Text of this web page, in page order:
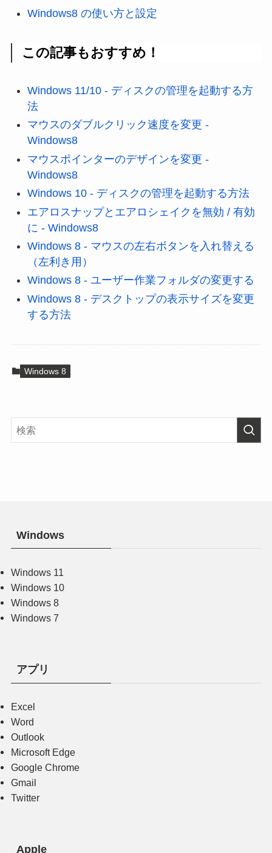
Windows8 の使い方と設定
この記事もおすすめ！
Windows 11/10 - ディスクの管理を起動する方
法
マウスのダブルクリック速度を変更 -
Windows8
マウスポインターのデザインを変更 -
Windows8
Windows 10 - ディスクの管理を起動する方法
エアロスナップとエアロシェイクを無効 / 有効
に - Windows8
Windows 8 - マウスの左右ボタンを入れ替える
（左利き用）
Windows 8 - ユーザー作業フォルダの変更する
Windows 8 - デスクトップの表示サイズを変更
する方法
Windows 8
Windows
Windows 11
Windows 10
Windows 8
Windows 7
アプリ
Excel
Word
Outlook
Microsoft Edge
Google Chrome
Gmail
Twitter
Apple